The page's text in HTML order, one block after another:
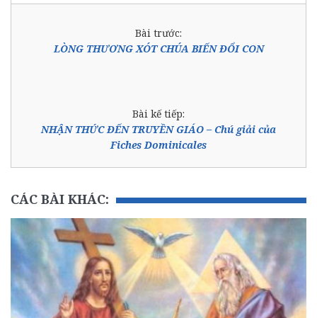
Bài trước:
LÒNG THƯƠNG XÓT CHÚA BIẾN ĐỔI CON
Bài kế tiếp:
NHẬN THỨC ĐẾN TRUYỀN GIÁO – Chú giải của
Fiches Dominicales
CÁC BÀI KHÁC: